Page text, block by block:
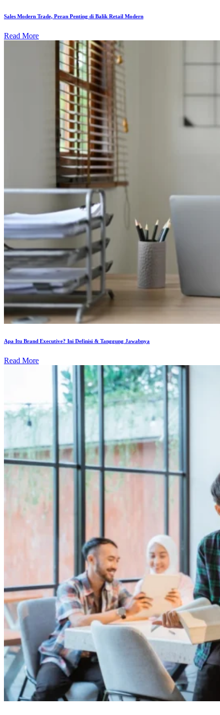
Sales Modern Trade, Peran Penting di Balik Retail Modern
Read More
Apa Itu Brand Executive? Ini Definisi & Tanggung Jawabnya
Read More